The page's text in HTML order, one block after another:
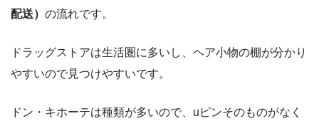
配送） の流れです。
ドラッグストアは生活圏に多いし、ヘア小物の棚が分かり
やすいので見つけやすいです。
ドン・キホーテは種類が多いので、uピンそのものがなく